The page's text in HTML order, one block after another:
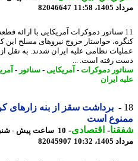
11:58
82046647
سناتور دموکرات آمریکایی با ارائه
خواستار خروج نیروهای مسلح این کشور
نظامی علیه ایران شدند. به نقل از
رفته است. ...
دموکرات- آمریکایی-سناتور-آمریکا-
ایران
برداشت سقز از بنه زارهای
است
-اقتصادی-
10 ساعت پیش -
10:32
82045907